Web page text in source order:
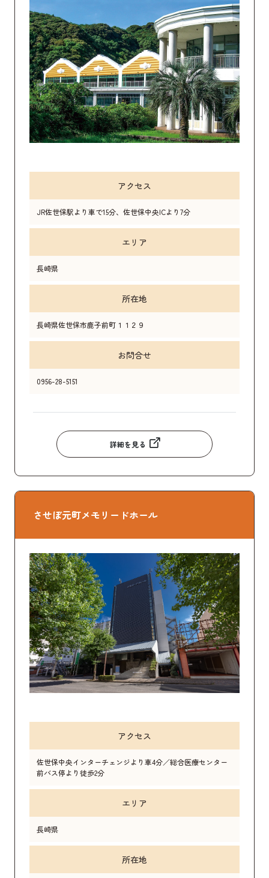
アクセス
JR佐世保駅より車で15分、佐世保中央ICより7分
エリア
長崎県
所在地
長崎県佐世保市鹿子前町１１２９
お問合せ
0956-28-5151
詳細を見る
させぼ元町メモリードホール
アクセス
佐世保中央インターチェンジより車4分／総合医療センター
前バス停より徒歩2分
エリア
長崎県
所在地